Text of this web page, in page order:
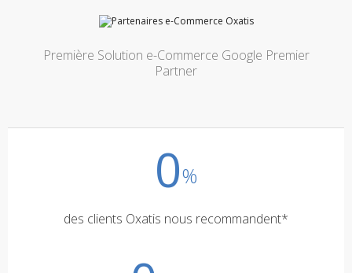
Première Solution e-Commerce Google Premier
Partner
0%
des clients Oxatis nous recommandent*